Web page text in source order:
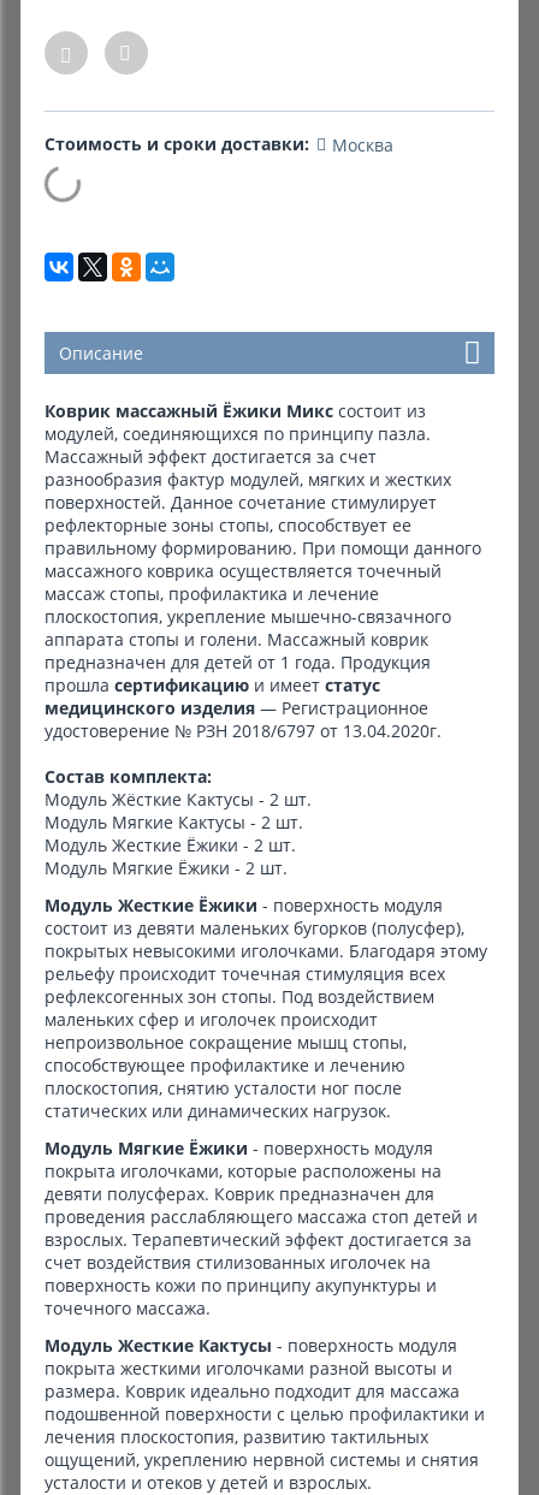
Комиссионные товары
Стоимость и сроки доставки: Москва
Описание
Коврик массажный Ёжики Микс состоит из
модулей, соединяющихся по принципу пазла.
Массажный эффект достигается за счет
разнообразия фактур модулей, мягких и жестких
поверхностей. Данное сочетание стимулирует
рефлекторные зоны стопы, способствует ее
правильному формированию. При помощи данного
массажного коврика осуществляется точечный
массаж стопы, профилактика и лечение
плоскостопия, укрепление мышечно-связачного
аппарата стопы и голени. Массажный коврик
предназначен для детей от 1 года. Продукция
прошла сертификацию и имеет статус
медицинского изделия — Регистрационное
удостоверение № РЗН 2018/6797 от 13.04.2020г.
Состав комплекта:
Модуль Жёсткие Кактусы - 2 шт.
Модуль Мягкие Кактусы - 2 шт.
Модуль Жесткие Ёжики - 2 шт.
Модуль Мягкие Ёжики - 2 шт.
Модуль Жесткие Ёжики - поверхность модуля
состоит из девяти маленьких бугорков (полусфер),
покрытых невысокими иголочками. Благодаря этому
рельефу происходит точечная стимуляция всех
рефлексогенных зон стопы. Под воздействием
маленьких сфер и иголочек происходит
непроизвольное сокращение мышц стопы,
способствующее профилактике и лечению
плоскостопия, снятию усталости ног после
статических или динамических нагрузок.
Модуль Мягкие Ёжики - поверхность модуля
покрыта иголочками, которые расположены на
девяти полусферах. Коврик предназначен для
проведения расслабляющего массажа стоп детей и
взрослых. Терапевтический эффект достигается за
счет воздействия стилизованных иголочек на
поверхность кожи по принципу акупунктуры и
точечного массажа.
Модуль Жесткие Кактусы - поверхность модуля
покрыта жесткими иголочками разной высоты и
размера. Коврик идеально подходит для массажа
подошвенной поверхности с целью профилактики и
лечения плоскостопия, развитию тактильных
ощущений, укреплению нервной системы и снятия
усталости и отеков у детей и взрослых.